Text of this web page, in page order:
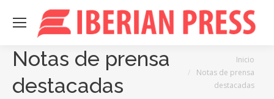
Notas de prensa
destacadas
Inicio
Notas de prensa
destacadas